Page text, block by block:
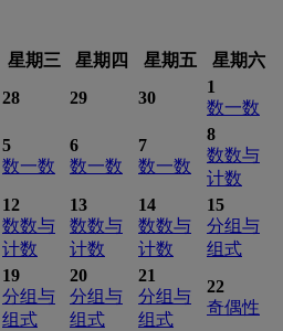
星期三 星期四 星期五
星期六
28 29 30
1
数一数
5
数一数
6
数一数
7
数一数
8
数数与
计数
12
数数与
计数
13
数数与
计数
14
数数与
计数
15
分组与
组式
19
分组与
组式
20
分组与
组式
21
分组与
组式
22
奇偶性